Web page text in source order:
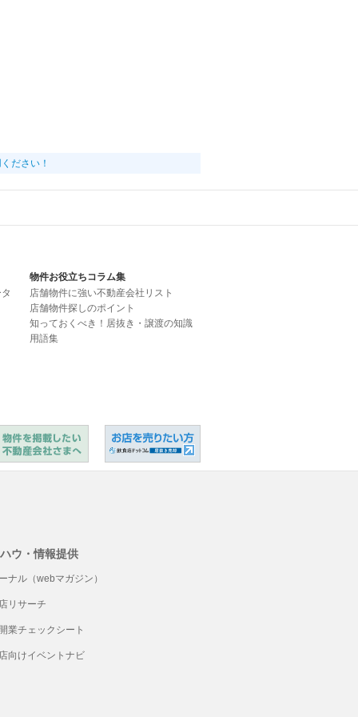
ださい！
物件お役立ちコラム集
店舗物件に強い不動産会社リスト
店舗物件探しのポイント
知っておくべき！居抜き・譲渡の知識
用語集
ウ・情報提供
ナル（webマガジン）
リサーチ
業チェックシート
向けイベントナビ